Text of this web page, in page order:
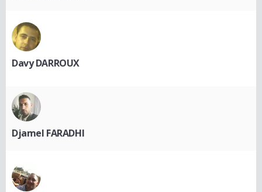
Davy DARROUX
Djamel FARADHI